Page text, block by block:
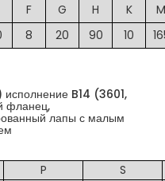
F G H K
M
8 20 90 10
исполнение B14 (3601,
фланец,
лапы с малым
P
S